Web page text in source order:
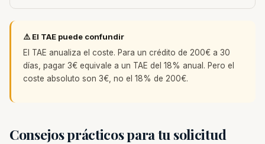
⚠️ El TAE puede confundir
El TAE anualiza el coste. Para un crédito de 200€ a 30
días, pagar 3€ equivale a un TAE del 18% anual. Pero el
coste absoluto son 3€, no el 18% de 200€.
Consejos prácticos para tu solicitud